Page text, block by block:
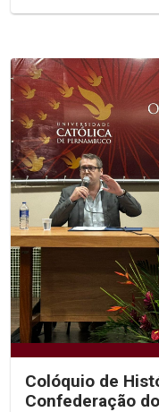
Colóquio de
Confederação